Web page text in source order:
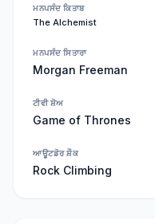
ਮਨਪਸੰਦ ਕਿਤਾਬ
The Alchemist
ਮਨਪਸੰਦ ਸਿਤਾਰਾ
Morgan Freeman
ਟੀਵੀ ਸ਼ੋਅ
Game of Thrones
ਆਊਟਡੋਰ ਸ਼ੌਕ
Rock Climbing